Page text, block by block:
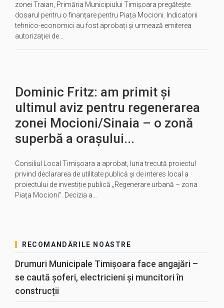
zonei Traian, Primăria Municipiului Timișoara pregătește
dosarul pentru o finanțare pentru Piața Mocioni. Indicatorii
tehnico-economici au fost aprobați și urmează emiterea
autorizației de…
Dominic Fritz: am primit și
ultimul aviz pentru regenerarea
zonei Mocioni/Sinaia – o zonă
superbă a orașului...
Consiliul Local Timișoara a aprobat, luna trecută proiectul
privind declararea de utilitate publică și de interes local a
proiectului de investiție publică „Regenerare urbană – zona
Piața Mocioni”. Decizia a…
RECOMANDĂRILE NOASTRE
Drumuri Municipale Timișoara face angajări –
se caută șoferi, electricieni și muncitori în
construcții